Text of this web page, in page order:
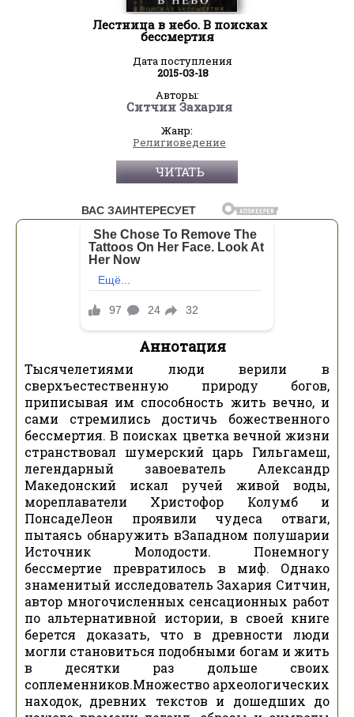
Лестница в небо. В поисках
бессмертия
Дата поступления
2015-03-18
Авторы:
Ситчин Захария
Жанр:
Религиоведение
ЧИТАТЬ
Аннотация
Тысячелетиями люди верили в
сверхъестественную природу богов,
приписывая им способность жить вечно, и
сами стремились достичь божественного
бессмертия. В поисках цветка вечной жизни
странствовал шумерский царь Гильгамеш,
легендарный завоеватель Александр
Македонский искал ручей живой воды,
мореплаватели Христофор Колумб и
ПонсадеЛеон проявили чудеса отваги,
пытаясь обнаружить вЗападном полушарии
Источник Молодости. Понемногу
бессмертие превратилось в миф. Однако
знаменитый исследователь Захария Ситчин,
автор многочисленных сенсационных работ
по альтернативной истории, в своей книге
берется доказать, что в древности люди
могли становиться подобными богам и жить
в десятки раз дольше своих
соплеменников.Множество археологических
находок, древних текстов и дошедших до